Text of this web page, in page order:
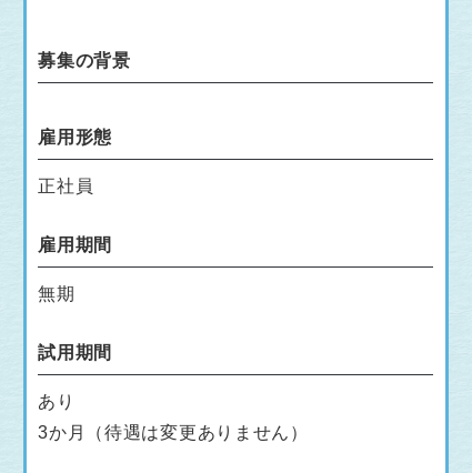
募集の背景
雇用形態
正社員
雇用期間
無期
試用期間
あり
3か月（待遇は変更ありません）